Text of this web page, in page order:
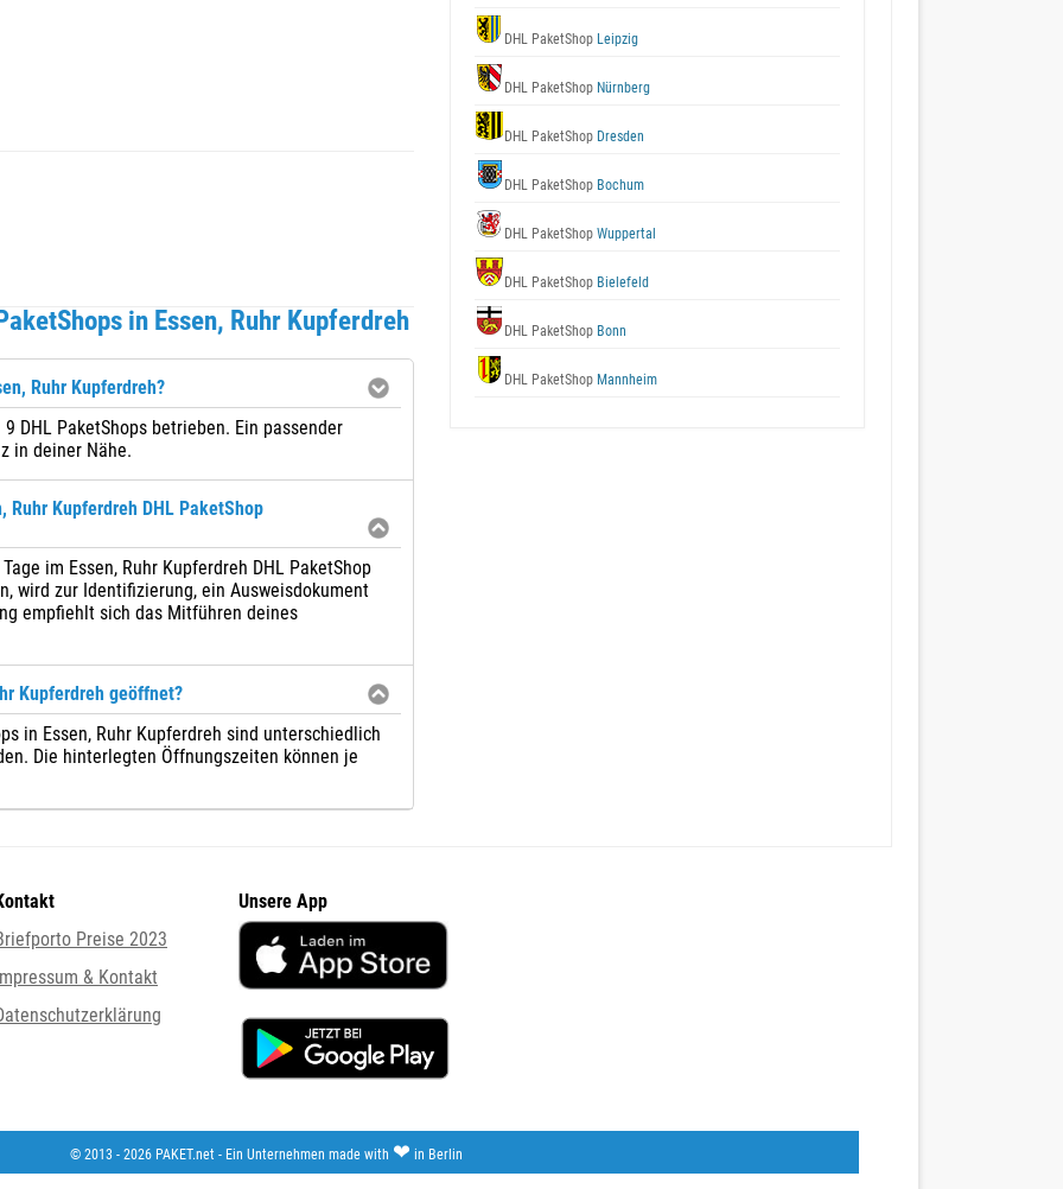
in Essen, Ruhr Kupferdreh
Ruhr Kupferdreh?
DHL PaketShops betrieben. Ein passender
in deiner Nähe.
Ruhr Kupferdreh DHL PaketShop
im Essen, Ruhr Kupferdreh DHL PaketShop
wird zur Identifizierung, ein Ausweisdokument
empfiehlt sich das Mitführen deines
Kupferdreh geöffnet?
in Essen, Ruhr Kupferdreh sind unterschiedlich
Die hinterlegten Öffnungszeiten können je
DHL PaketShop Leipzig
DHL PaketShop Nürnberg
DHL PaketShop Dresden
DHL PaketShop Bochum
DHL PaketShop Wuppertal
DHL PaketShop Bielefeld
DHL PaketShop Bonn
DHL PaketShop Mannheim
Preise 2023
& Kontakt
Unsere App
© 2013 - 2026 PAKET.net - Ein Unternehmen made with ❤ in Berlin